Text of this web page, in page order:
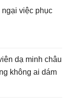
việc phục
dạ minh châu
không ai dám